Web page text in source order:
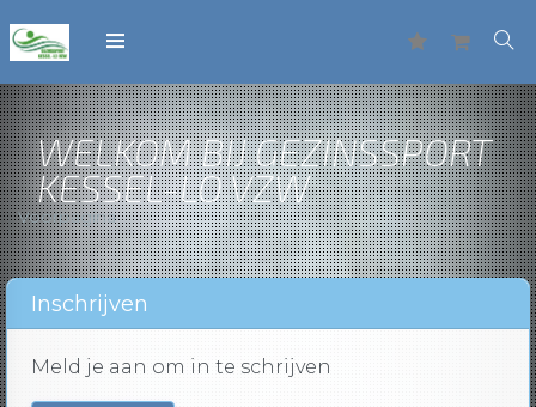
WELKOM BIJ GEZINSSPORT
KESSEL-LO VZW
Voorpagina
Inschrijven
Meld je aan om in te schrijven